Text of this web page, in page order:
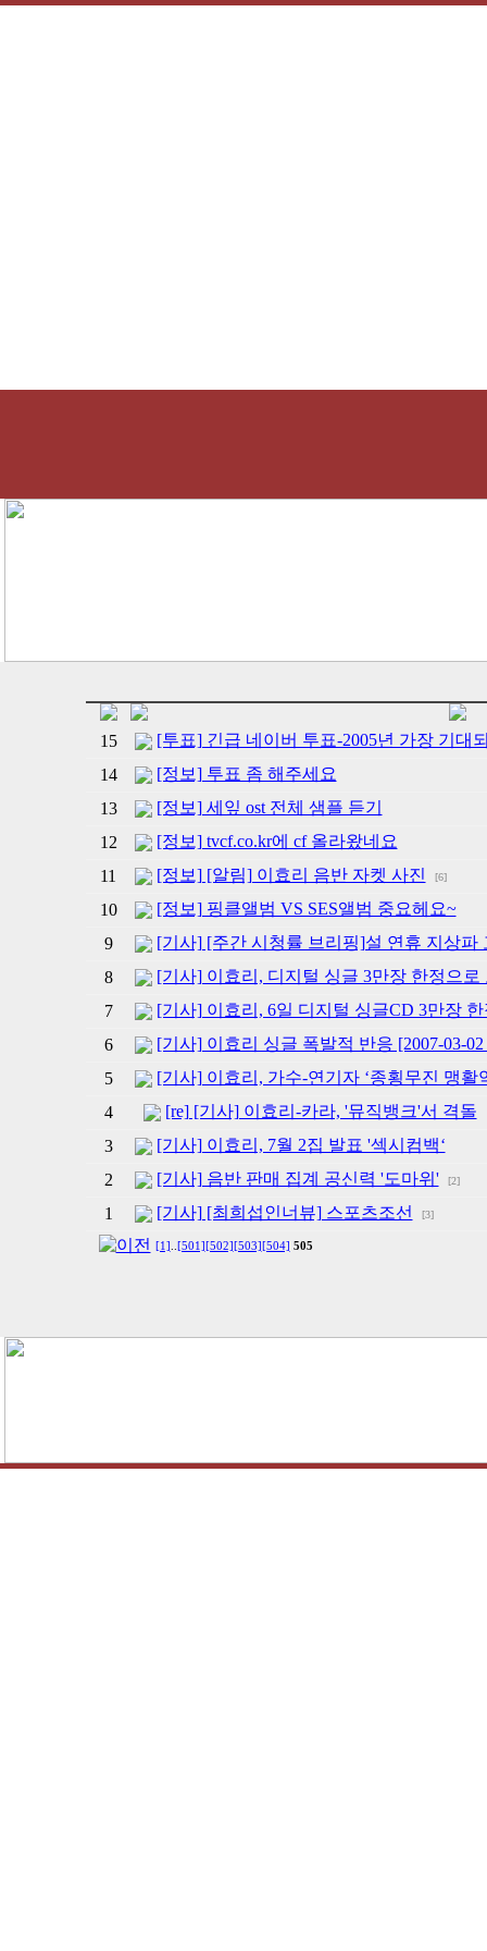
15
[투표] 긴급 네이버 투표-2005년 가장 기대
14
[정보] 투표 좀 해주세요
13
[정보] 세잎 ost 전체 샘플 듣기
12
[정보] tvcf.co.kr에 cf 올라왔네요
11
[정보] [알림] 이효리 음반 자켓 사진 [6]
10
[정보] 핑클앨범 VS SES앨범 중요헤요~
9
[기사] [주간 시청률 브리핑]설 연휴 지상파
8
[기사] 이효리, 디지털 싱글 3만장 한정으로
7
[기사] 이효리, 6일 디지털 싱글CD 3만장
6
[기사] 이효리 싱글 폭발적 반응 [2007-03-02
5
[기사] 이효리, 가수-연기자 ‘종횡무진 맹활
4
[re] [기사] 이효리-카라, '뮤직뱅크'서 격돌
3
[기사] 이효리, 7월 2집 발표 '섹시컴백‘
2
[기사] 음반 판매 집계 공신력 '도마위' [2]
1 [기사] [최희섭인너뷰] 스포츠조선 [3]
[1] [501] [502] [503] [504] 505